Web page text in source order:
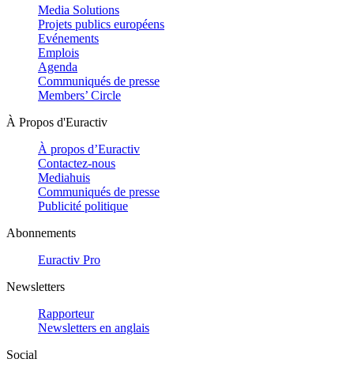
Media Solutions
Projets publics européens
Evénements
Emplois
Agenda
Communiqués de presse
Members’ Circle
À Propos d'Euractiv
À propos d’Euractiv
Contactez-nous
Mediahuis
Communiqués de presse
Publicité politique
Abonnements
Euractiv Pro
Newsletters
Rapporteur
Newsletters en anglais
Social